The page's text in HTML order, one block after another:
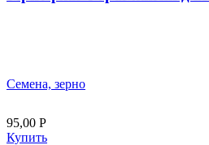
Семена, зерно
95,00 Р
Купить